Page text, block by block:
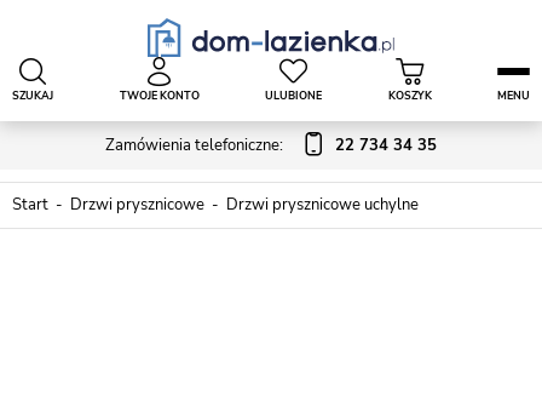
Zamówienia telefoniczne: 22 734 34 35
SZUKAJ TWOJE KONTO ULUBIONE KOSZYK MENU
Start Drzwi prysznicowe Drzwi prysznicowe uchylne